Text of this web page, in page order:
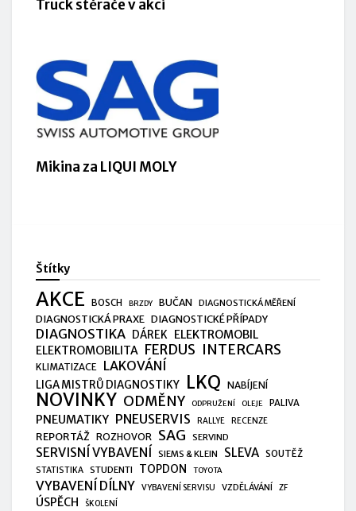
Truck stěrače v akci
Mikina za LIQUI MOLY
Štítky
AKCE BOSCH BRZDY BUČAN DIAGNOSTICKÁ MĚŘENÍ
DIAGNOSTICKÁ PRAXE DIAGNOSTICKÉ PŘÍPADY
DIAGNOSTIKA DÁREK ELEKTROMOBIL
ELEKTROMOBILITA FERDUS INTERCARS
KLIMATIZACE LAKOVÁNÍ
LIGA MISTRŮ DIAGNOSTIKY LKQ NABÍJENÍ
NOVINKY ODMĚNY ODPRUŽENÍ OLEJE PALIVA
PNEUMATIKY PNEUSERVIS RALLYE RECENZE
REPORTÁŽ ROZHOVOR SAG SERVIND
SERVISNÍ VYBAVENÍ SIEMS & KLEIN SLEVA SOUTĚŽ
STATISTIKA STUDENTI TOPDON TOYOTA
VYBAVENÍ DÍLNY VYBAVENÍ SERVISU VZDĚLÁVÁNÍ ZF
ÚSPĚCH ŠKOLENÍ